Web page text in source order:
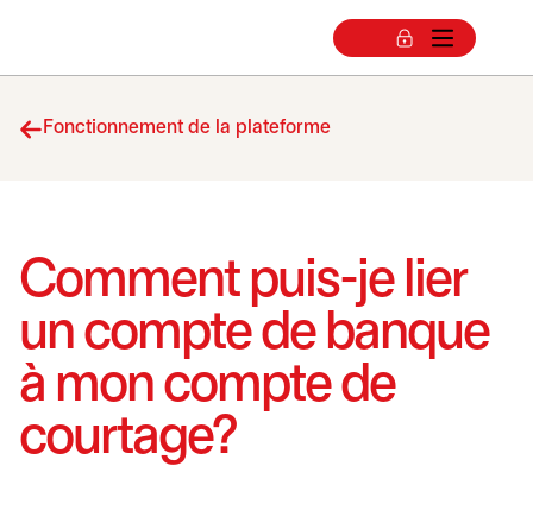
Fonctionnement de la plateforme
Comment puis-je lier
un compte de banque
à mon compte de
courtage?